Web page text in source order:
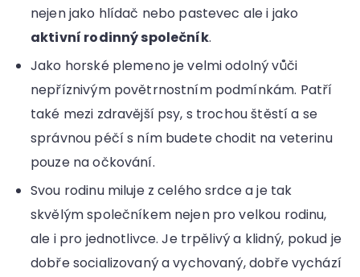
nejen jako hlídač nebo pastevec ale i jako
aktivní rodinný společník.
Jako horské plemeno je velmi odolný vůči
nepříznivým povětrnostním podmínkám. Patří
také mezi zdravější psy, s trochou štěstí a se
správnou péčí s ním budete chodit na veterinu
pouze na očkování.
Svou rodinu miluje z celého srdce a je tak
skvělým společníkem nejen pro velkou rodinu,
ale i pro jednotlivce. Je trpělivý a klidný, pokud je
dobře socializovaný a vychovaný, dobře vychází